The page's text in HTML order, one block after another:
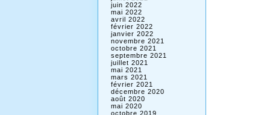
juin 2022
mai 2022
avril 2022
février 2022
janvier 2022
novembre 2021
octobre 2021
septembre 2021
juillet 2021
mai 2021
mars 2021
février 2021
décembre 2020
août 2020
mai 2020
octobre 2019